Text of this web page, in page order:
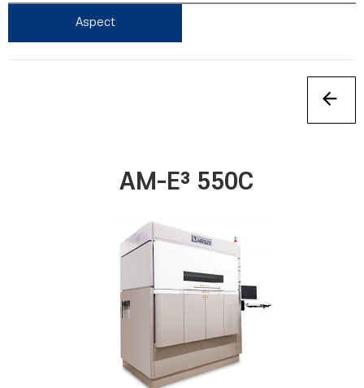
Aspect
AM-E³ 550C